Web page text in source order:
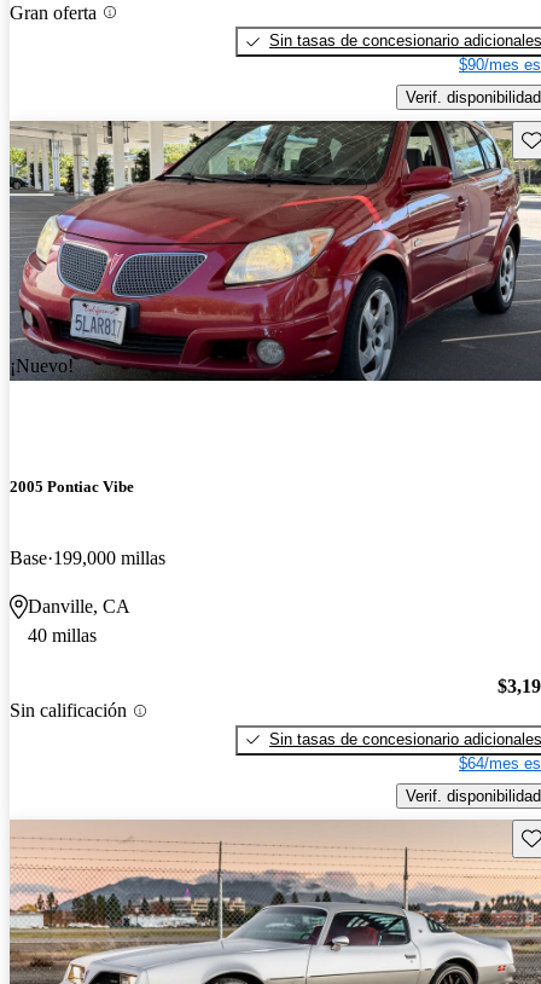
Gran oferta
Sin tasas de concesionario adicionales
$90/mes
Verif. disponibilidad
¡Nuevo!
2005 Pontiac Vibe
Base 199,000 millas
Danville, CA
40 millas
Sin calificación
Sin tasas de concesionario adicionales
$64/mes
Verif. disponibilidad